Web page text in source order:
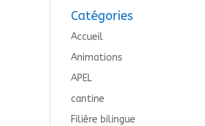
Catégories
Accueil
Animations
APEL
cantine
Filière bilingue